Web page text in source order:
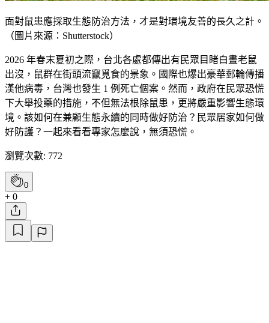
面對鼠患應採取生態防治方法，才是對環境友善的長久之計。
（圖片來源：Shutterstock）
2026 年春末夏初之際，台北各處都傳出有民眾目睹白晝老鼠
出沒，鼠群在街頭流竄覓食的景象。國際也爆出豪華郵輪傳播
漢他病毒，台灣也發生 1 例死亡個案。然而，政府在民眾恐慌
下大舉投藥的措施，不但無法根除鼠患，更將嚴重影響生態環
境。該如何在兼顧生態永續的同時做好防治？民眾居家如何做
好防護？一起來看看專家怎麼說，無須恐慌。
瀏覽次數: 772
0
+ 0